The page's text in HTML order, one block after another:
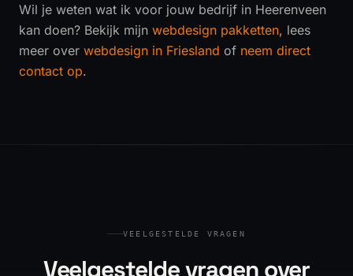
Wil je weten wat ik voor jouw bedrijf in Heerenveen
kan doen? Bekijk mijn webdesign pakketten, lees
meer over webdesign in Friesland of neem direct
contact op.
VEELGESTELDE VRAGEN
Veelgestelde vragen over